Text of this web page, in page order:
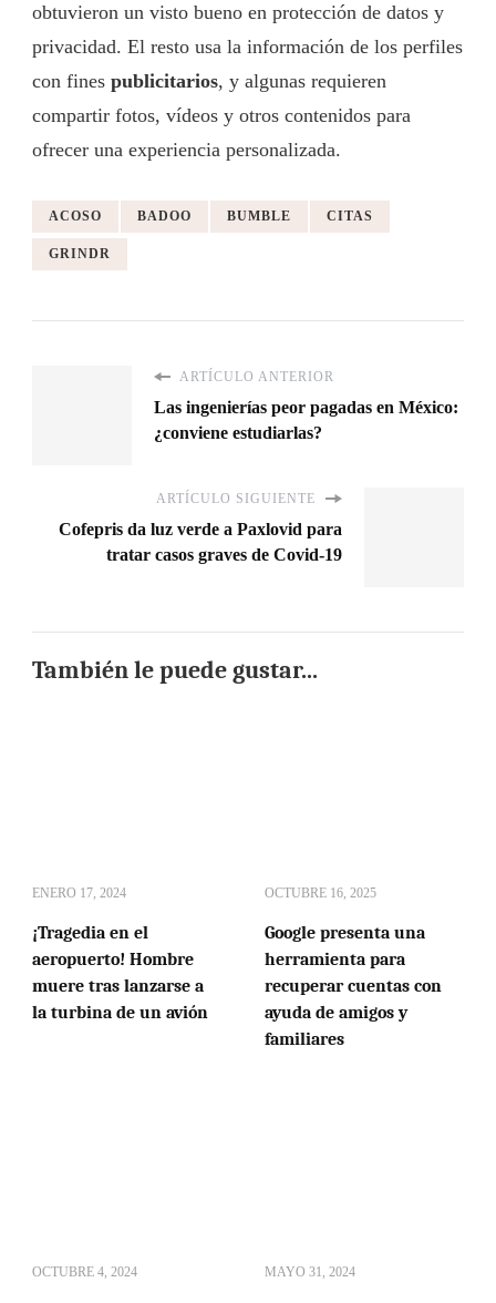
obtuvieron un visto bueno en protección de datos y
privacidad. El resto usa la información de los perfiles
con fines publicitarios, y algunas requieren
compartir fotos, vídeos y otros contenidos para
ofrecer una experiencia personalizada.
ACOSO BADOO BUMBLE CITAS
GRINDR
ARTÍCULO ANTERIOR
Las ingenierías peor pagadas en México:
¿conviene estudiarlas?
ARTÍCULO SIGUIENTE
Cofepris da luz verde a Paxlovid para
tratar casos graves de Covid-19
También le puede gustar...
ENERO 17, 2024
¡Tragedia en el
aeropuerto! Hombre
muere tras lanzarse a
la turbina de un avión
OCTUBRE 16, 2025
Google presenta una
herramienta para
recuperar cuentas con
ayuda de amigos y
familiares
OCTUBRE 4, 2024 MAYO 31, 2024